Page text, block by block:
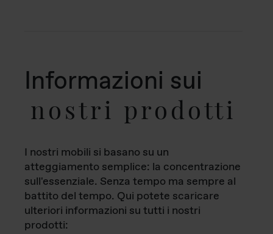
Informazioni sui
nostri prodotti
I nostri mobili si basano su un
atteggiamento semplice: la concentrazione
sull'essenziale. Senza tempo ma sempre al
battito del tempo. Qui potete scaricare
ulteriori informazioni su tutti i nostri
prodotti: